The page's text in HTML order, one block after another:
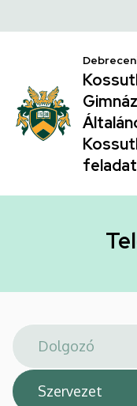
|
Kossuth
Lajos
Gyakorló
Általános
hely
a